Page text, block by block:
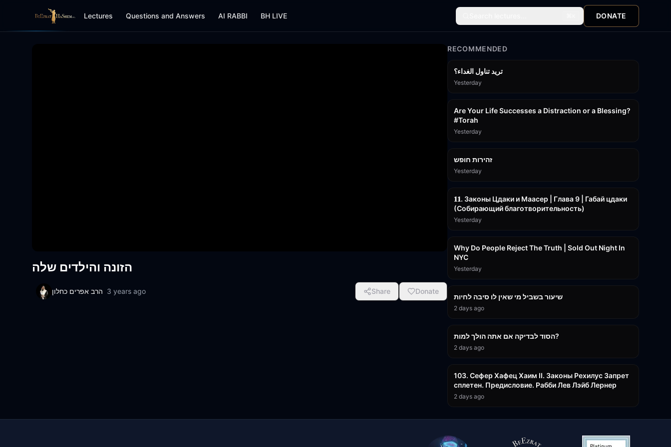
Lectures Questions and Answers AI RABBI BH LIVE DONATE
הזונה והילדים שלה
הרב אפרים כחלון 3 years ago Share Donate
RECOMMENDED
تريد تناول الغداء؟
Yesterday
Are Your Life Successes a Distraction or a Blessing?
#Torah
Yesterday
זהירות חופש
Yesterday
𝟏𝟏. Законы Цдаки и Маасер | Глава 9 | Габай цдаки
(Собирающий благотворительность)
Yesterday
Why Do People Reject The Truth | Sold Out Night In
NYC
Yesterday
שיעור בשביל מי שאין לו סיבה לחיות
2 days ago
הסוד לבדיקה אם אתה הולך למות?
2 days ago
103. Сефер Хафец Хаим II. Законы Рехилус Запрет
сплетен. Предисловие. Рабби Лев Лэйб Лернер
2 days ago